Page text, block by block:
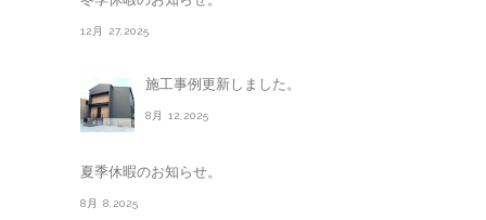
12月 27,2025
施工事例更新しました。
8月 12,2025
夏季休暇のお知らせ。
8月 8,2025